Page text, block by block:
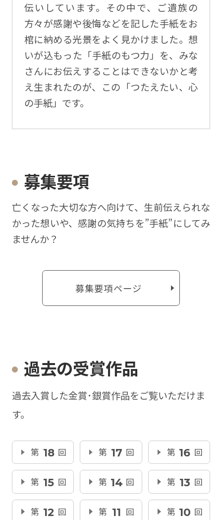
伝いしています。その中で、ご遺族の
方々が感謝や後悔などを記した手紙をお
棺に納める光景をよく見かけました。想
いが込もった「手紙のもつ力」を、みな
さんにお伝えすることはできないかと考
え生まれたのが、この「つたえたい、心
の手紙」です。
募集要項
亡くなった⼤切な⽅へ向けて、⽣前伝えられな
かった想いや、感謝の気持ちを”⼿紙”にしてみ
ませんか？
募集要項ページ
過去の受賞作品
過去入賞した金賞･銀賞作品をご覧いただけま
す。
第 18 回 第 17 回 第 16 回
第 15 回 第 14 回 第 13 回
第 12 回 第 11 回 第 10 回